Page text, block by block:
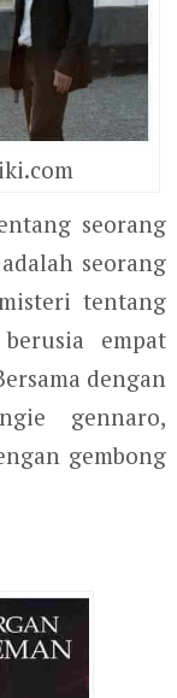
seorang
seorang
tentang
empat
dengan
gennaro,
gembong